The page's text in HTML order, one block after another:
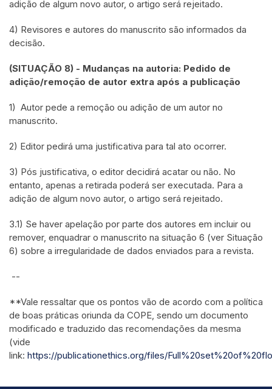
adição de algum novo autor, o artigo será rejeitado.
4) Revisores e autores do manuscrito são informados da
decisão.
(SITUAÇÃO 8) - Mudanças na autoria: Pedido de
adição/remoção de autor extra após a publicação
1) Autor pede a remoção ou adição de um autor no
manuscrito.
2) Editor pedirá uma justificativa para tal ato ocorrer.
3) Pós justificativa, o editor decidirá acatar ou não. No
entanto, apenas a retirada poderá ser executada. Para a
adição de algum novo autor, o artigo será rejeitado.
3.1) Se haver apelação por parte dos autores em incluir ou
remover, enquadrar o manuscrito na situação 6 (ver Situação
6) sobre a irregularidade de dados enviados para a revista.
--
**Vale ressaltar que os pontos vão de acordo com a política
de boas práticas oriunda da COPE, sendo um documento
modificado e traduzido das recomendações da mesma
(vide
link: https://publicationethics.org/files/